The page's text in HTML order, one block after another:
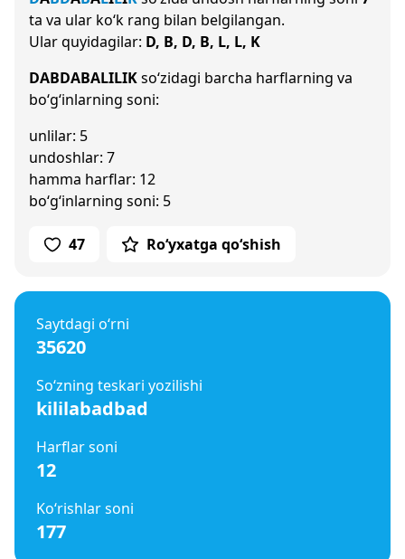
ta va ular ko‘k rang bilan belgilangan.
Ular quyidagilar: D, B, D, B, L, L, K
DABDABALILIKso‘zidagi barcha harflarning va
bo‘g‘inlarning soni:
unlilar: 5
undoshlar: 7
hamma harflar: 12
bo‘g‘inlarning soni: 5
47 Ro‘yxatga qo‘shish
Saytdagi o‘rni
35620
So‘zning teskari yozilishi
kililabadbad
Harflar soni
12
Ko‘rishlar soni
177